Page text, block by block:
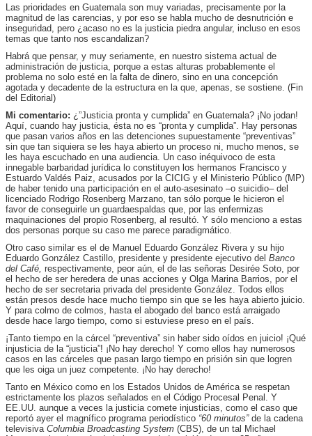
Las prioridades en Guatemala son muy variadas, precisamente por la
magnitud de las carencias, y por eso se habla mucho de desnutrición e
inseguridad, pero ¿acaso no es la justicia piedra angular, incluso en esos
temas que tanto nos escandalizan?
Habrá que pensar, y muy seriamente, en nuestro sistema actual de
administración de justicia, porque a estas alturas probablemente el
problema no solo esté en la falta de dinero, sino en una concepción
agotada y decadente de la estructura en la que, apenas, se sostiene. (Fin
del Editorial)
Mi comentario: ¿”Justicia pronta y cumplida” en Guatemala? ¡No jodan!
Aquí, cuando hay justicia, ésta no es “pronta y cumplida”. Hay personas
que pasan varios años en las detenciones supuestamente “preventivas”
sin que tan siquiera se les haya abierto un proceso ni, mucho menos, se
les haya escuchado en una audiencia. Un caso inéquivoco de esta
innegable barbaridad jurídica lo constituyen los hermanos Francisco y
Estuardo Valdés Paiz, acusados por la CICIG y el Ministerio Público (MP)
de haber tenido una participación en el auto-asesinato –o suicidio– del
licenciado Rodrigo Rosenberg Marzano, tan sólo porque le hicieron el
favor de conseguirle un guardaespaldas que, por las enfermizas
maquinaciones del propio Rosenberg, al resultó. Y sólo menciono a estas
dos personas porque su caso me parece paradigmático.
Otro caso similar es el de Manuel Eduardo González Rivera y su hijo
Eduardo González Castillo, presidente y presidente ejecutivo del Banco
del Café, respectivamente, peor aún, el de las señoras Desirée Soto, por
el hecho de ser heredera de unas acciones y Olga Marina Barrios, por el
hecho de ser secretaria privada del presidente González. Todos ellos
están presos desde hace mucho tiempo sin que se les haya abierto juicio.
Y para colmo de colmos, hasta el abogado del banco está arraigado
desde hace largo tiempo, como si estuviese preso en el país.
¡Tanto tiempo en la cárcel “preventiva” sin haber sido oídos en juicio! ¡Qué
injusticia de la “justicia”! ¡No hay derecho! Y como ellos hay numerosos
casos en las cárceles que pasan largo tiempo en prisión sin que logren
que les oiga un juez competente. ¡No hay derecho!
Tanto en México como en los Estados Unidos de América se respetan
estrictamente los plazos señalados en el Código Procesal Penal. Y
EE.UU. aunque a veces la justicia comete injusticias, como el caso que
reportó ayer el magnífico programa periodístico “60 minutos”de la cadena
televisiva Columbia Broadcasting System (CBS), de un tal Michael